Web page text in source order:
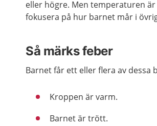
eller högre. Men temperaturen
fokusera på hur barnet mår i
Så märks feber
Barnet får ett eller flera av dessa
Kroppen är varm.
Barnet är trött.